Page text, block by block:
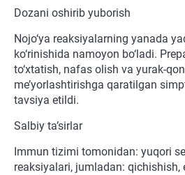
Dozani oshirib yuborish
Nojo‘ya reaksiyalarning yanada
ko‘rinishida namoyon bo‘ladi.
to‘xtatish, nafas olish va yurak-
me’yorlashtirishga qaratilgan
tavsiya etildi.
Salbiy ta’sirlar
Immun tizimi tomonidan: yuqori
reaksiyalari, jumladan: qichishish,